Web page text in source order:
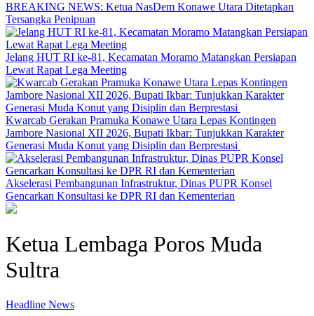
BREAKING NEWS: Ketua NasDem Konawe Utara Ditetapkan
Tersangka Penipuan
‎Jelang HUT RI ke-81, Kecamatan Moramo Matangkan Persiapan
Lewat Rapat Lega Meeting
‎Kwarcab Gerakan Pramuka Konawe Utara Lepas Kontingen
Jambore Nasional XII 2026, Bupati Ikbar: Tunjukkan Karakter
Generasi Muda Konut yang Disiplin dan Berprestasi ‎
Akselerasi Pembangunan Infrastruktur, Dinas PUPR Konsel
Gencarkan Konsultasi ke DPR RI dan Kementerian
Ketua Lembaga Poros Muda
Sultra
Headline News